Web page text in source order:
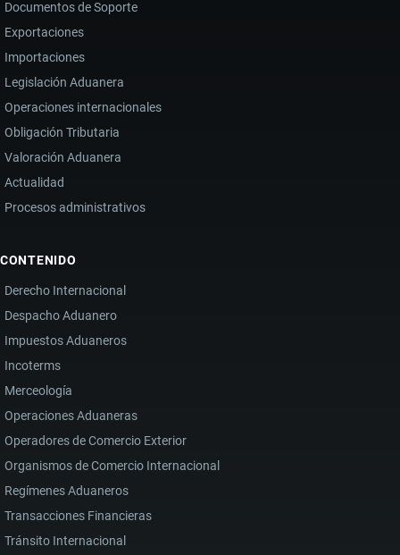
Documentos de Soporte
Exportaciones
Importaciones
Legislación Aduanera
Operaciones internacionales
Obligación Tributaria
Valoración Aduanera
Actualidad
Procesos administrativos
CONTENIDO
Derecho Internacional
Despacho Aduanero
Impuestos Aduaneros
Incoterms
Merceología
Operaciones Aduaneras
Operadores de Comercio Exterior
Organismos de Comercio Internacional
Regímenes Aduaneros
Transacciones Financieras
Tránsito Internacional